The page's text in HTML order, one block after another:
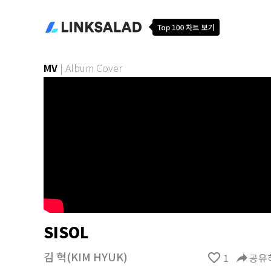
MV | Album Cover
SISOL
김 혁(KIM HYUK) favorite_border 1 reply공유